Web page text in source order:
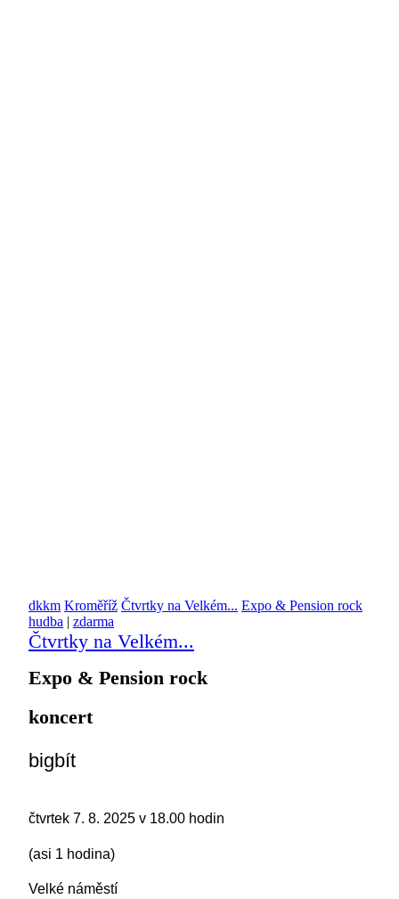
dkkm Kroměříž Čtvrtky na Velkém... Expo & Pension rock
hudba | zdarma
Čtvrtky na Velkém...
Expo & Pension rock
koncert
bigbít
čtvrtek 7. 8. 2025 v 18.00 hodin
(asi 1 hodina)
Velké náměstí